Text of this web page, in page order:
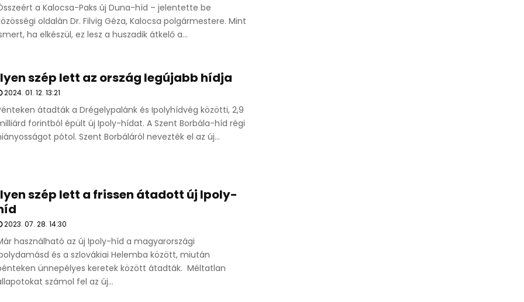
a Kalocsa-Paks új Duna-híd – jelentette be
oldalán Dr. Filvig Géza, Kalocsa polgármestere. Mint
ha elkészül, ez lesz a huszadik átkelő a...
szép lett az ország legújabb hídja
2024. 01. 12. 13:21
átadták a Drégelypalánk és Ipolyhídvég közötti, 2,9
forintból épült új Ipoly-hídat. A Szent Borbála-híd régi
pótol. Szent Borbáláról nevezték el az új...
szép lett a frissen átadott új Ipoly-
2023. 07. 28. 14:30
használható az új Ipoly-híd a magyarországi
és a szlovákiai Helemba között, miután
ünnepélyes keretek között átadták. Méltatlan
számol fel az új...